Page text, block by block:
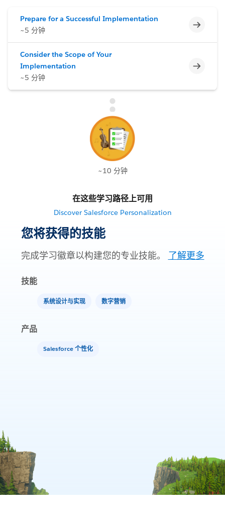
Prepare for a Successful Implementation
~5 分钟
不完整
Consider the Scope of Your
Implementation
~5 分钟
不完整
~10 分钟
在这些学习路径上可用
Discover Salesforce Personalization
您将获得的技能
完成学习徽章以构建您的专业技能。 了解更多
技能
系统设计与实现 数字营销
产品
Salesforce 个性化